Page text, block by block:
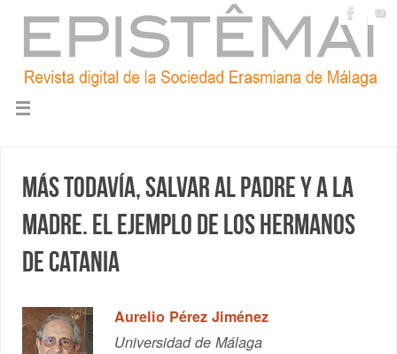
Más todavía, salvar al padre y a la
madre. El ejemplo de los hermanos
de Catania
Aurelio Pérez Jiménez
Universidad de Málaga